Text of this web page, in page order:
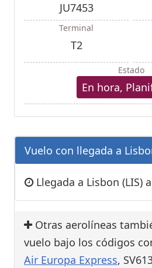
JU7453
Terminal
T2
Estado
En hora,
Vuelo con llegada a
Llegada a Lisbon (LIS)
Otras aerolíneas
vuelo bajo los códigos
Air Europa Express,